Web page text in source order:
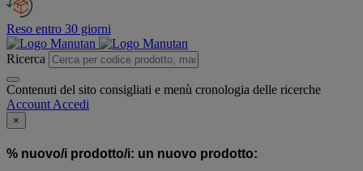
Reso entro 30 giorni
Ricerca
Contenuti del sito consigliati e menù cronologia delle ricerche
Account Accedi
×
% nuovo/i prodotto/i: un nuovo prodotto: